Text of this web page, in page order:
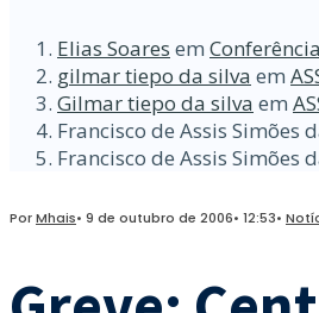
Elias Soares em
gilmar tiepo da silva em
Gilmar tiepo da silva em
Francisco de Assis Simões
Francisco de Assis Simões
PorMhais• 9 de outubro de 2006• 12:53•